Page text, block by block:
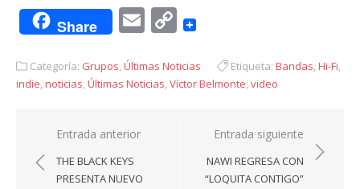
Share EmailCopy
Categoría: Grupos,Últimas Noticias Etiqueta: Bandas,Hi-Fi,
indie,noticias,Últimas Noticias,Víctor Belmonte,video
Navegación
de
entradas
Entrada anterior
THE BLACK KEYS
PRESENTA NUEVO
Entrada siguiente
NAWI REGRESA CON
“LOQUITA CONTIGO”